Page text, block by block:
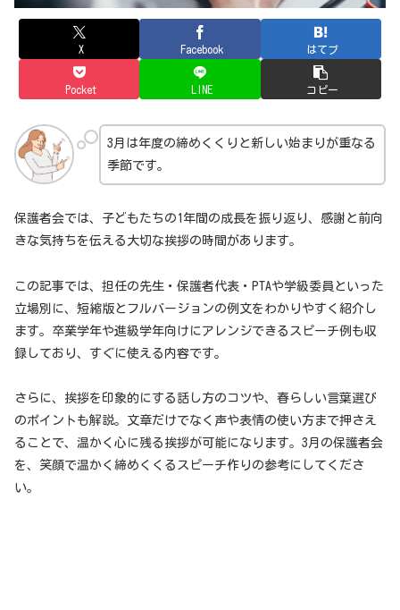
X Facebook はてブ
Pocket LINE コピー
3月は年度の締めくくりと新しい始まりが重なる
季節です。
保護者会では、子どもたちの1年間の成長を振り返り、感謝と前向
きな気持ちを伝える大切な挨拶の時間があります。
この記事では、担任の先生・保護者代表・PTAや学級委員といった
立場別に、短縮版とフルバージョンの例文をわかりやすく紹介し
ます。卒業学年や進級学年向けにアレンジできるスピーチ例も収
録しており、すぐに使える内容です。
さらに、挨拶を印象的にする話し方のコツや、春らしい言葉選び
のポイントも解説。文章だけでなく声や表情の使い方まで押さえ
ることで、温かく心に残る挨拶が可能になります。3月の保護者会
を、笑顔で温かく締めくくるスピーチ作りの参考にしてくださ
い。